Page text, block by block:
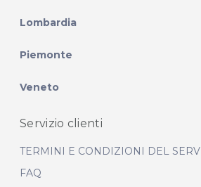
Lombardia
Piemonte
Veneto
Servizio clienti
TERMINI E CONDIZIONI DEL
FAQ